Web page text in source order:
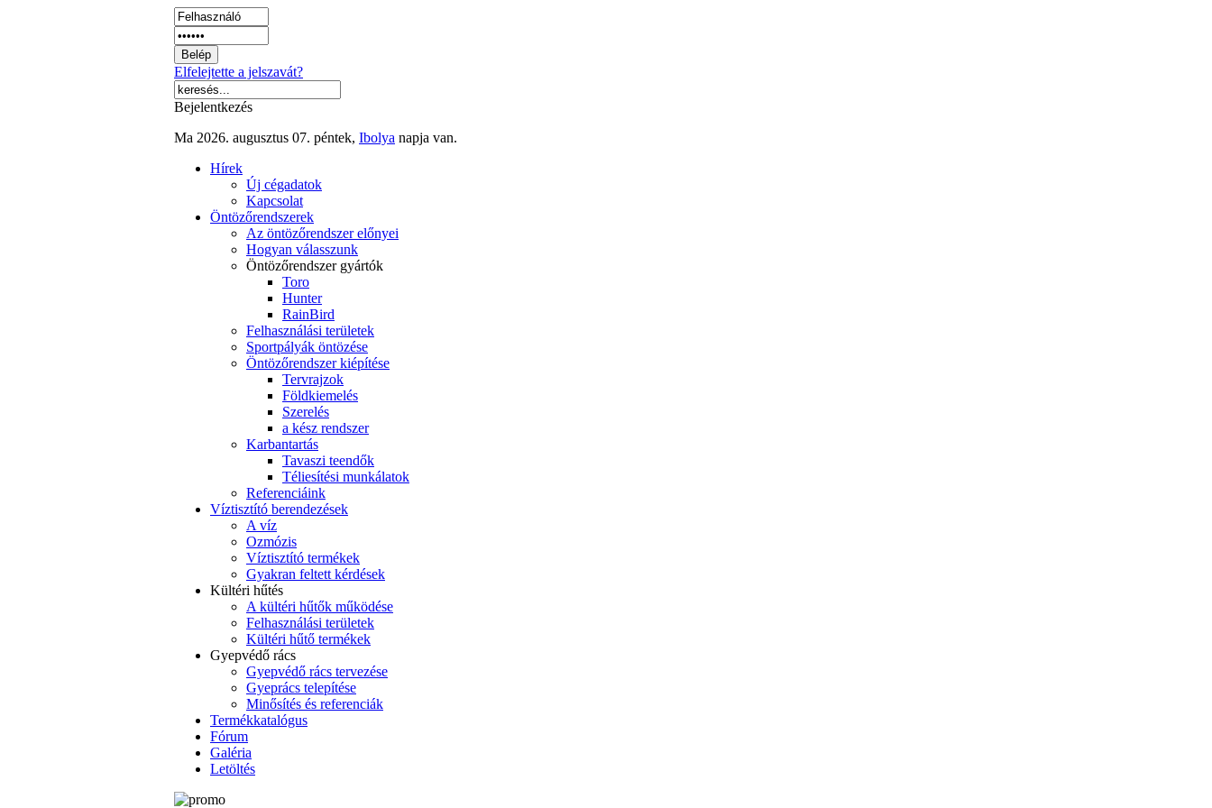
Elfelejtette a jelszavát?
Bejelentkezés
Ma 2026. augusztus 07. péntek, Ibolya napja van.
Hírek
Új cégadatok
Kapcsolat
Öntözőrendszerek
Az öntözőrendszer előnyei
Hogyan válasszunk
Öntözőrendszer gyártók
Toro
Hunter
RainBird
Felhasználási területek
Sportpályák öntözése
Öntözőrendszer kiépítése
Tervrajzok
Földkiemelés
Szerelés
a kész rendszer
Karbantartás
Tavaszi teendők
Téliesítési munkálatok
Referenciáink
Víztisztító berendezések
A víz
Ozmózis
Víztisztító termékek
Gyakran feltett kérdések
Kültéri hűtés
A kültéri hűtők működése
Felhasználási területek
Kültéri hűtő termékek
Gyepvédő rács
Gyepvédő rács tervezése
Gyeprács telepítése
Minősítés és referenciák
Termékkatalógus
Fórum
Galéria
Letöltés